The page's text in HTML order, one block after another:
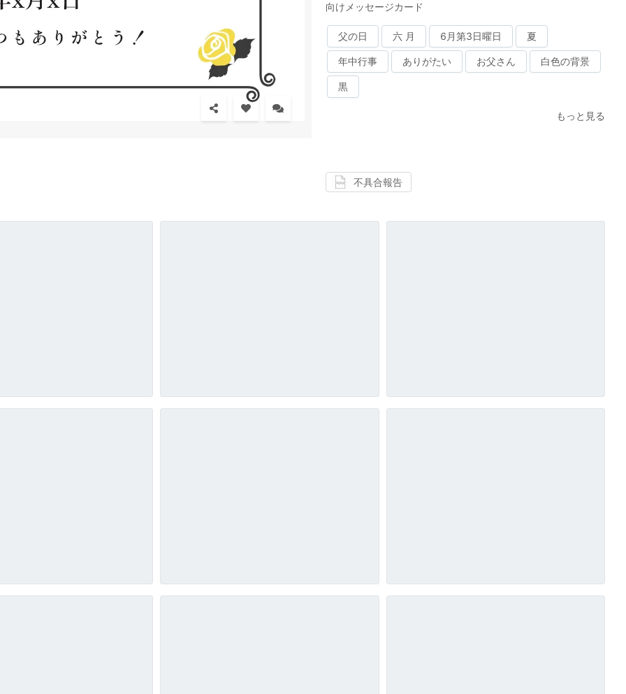
向けメッセージカード
父の日 六 月 6月第3日曜日 夏
年中行事 ありがたい お父さん 白色の背景
黒
もっと見る
不具合報告